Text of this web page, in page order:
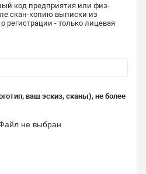
код предприятия или физ-
скан-копию выписки из
регистрации - только лицевая
ваш эскиз, сканы), не более
не выбран